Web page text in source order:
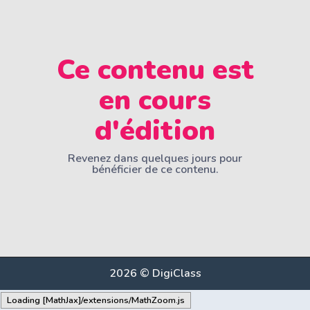
Loading [MathJax]/extensions/MathZoom.js
Ce contenu est
en cours
d'édition
Revenez dans quelques jours pour
bénéficier de ce contenu.
2026 © DigiClass